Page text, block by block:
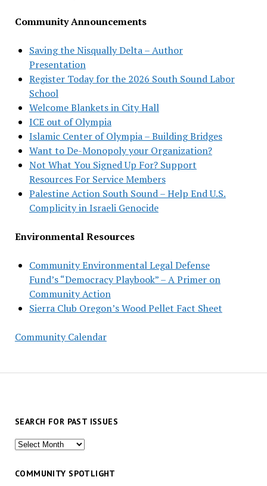
Community Announcements
Saving the Nisqually Delta – Author
Presentation
Register Today for the 2026 South Sound Labor
School
Welcome Blankets in City Hall
ICE out of Olympia
Islamic Center of Olympia – Building Bridges
Want to De-Monopoly your Organization?
Not What You Signed Up For? Support
Resources For Service Members
Palestine Action South Sound – Help End U.S.
Complicity in Israeli Genocide
Environmental Resources
Community Environmental Legal Defense
Fund’s “Democracy Playbook” – A Primer on
Community Action
Sierra Club Oregon’s Wood Pellet Fact Sheet
Community Calendar
SEARCH FOR PAST ISSUES
Search
past
COMMUNITY SPOTLIGHT